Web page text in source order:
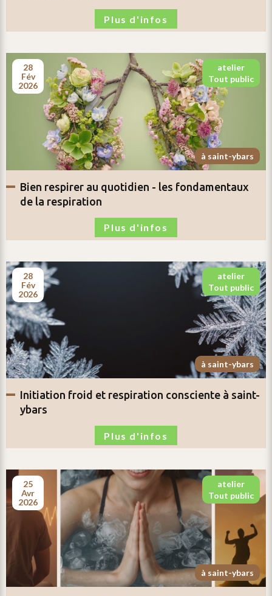
Plus d'infos
28
fév
2026
atelier
tout public
à saint-ybars
bien respirer au quotidien - les fondamentaux
de la respiration
Plus d'infos
28
fév
2026
atelier
tout public
à saint-ybars
initiation froid et respiration consciente à saint-
ybars
Plus d'infos
25
avr
2026
atelier
tout public
à saint-ybars